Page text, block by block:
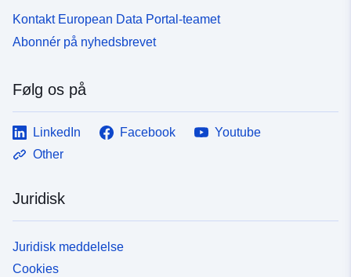
Kontakt European Data Portal-teamet
Abonnér på nyhedsbrevet
Følg os på
LinkedIn Facebook
Youtube
Other
Juridisk
Juridisk meddelelse
Cookies